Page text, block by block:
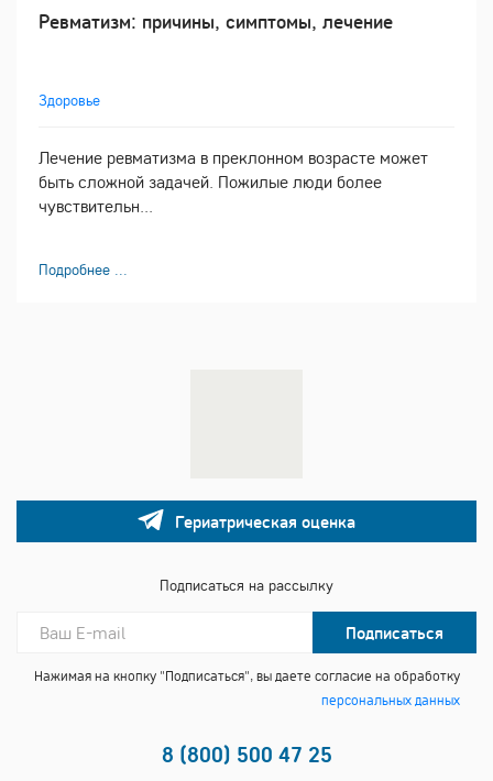
Ревматизм: причины, симптомы, лечение
Здоровье
Лечение ревматизма в преклонном возрасте может
быть сложной задачей. Пожилые люди более
чувствительн...
Подробнее ...
Гериатрическая оценка
Подписаться на рассылку
Подписаться
Нажимая на кнопку "Подписаться", вы даете согласие на обработку
персональных данных
8 (800) 500 47 25